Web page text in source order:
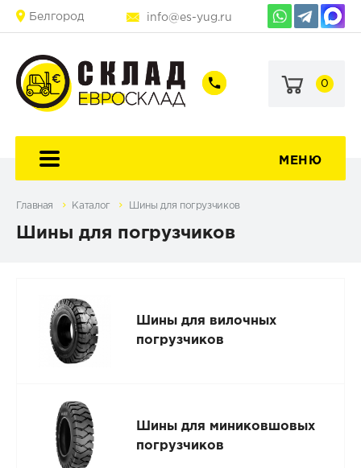
Белгород info@es-yug.ru
+7
60-
+7
69-
0
МЕНЮ
Главная Каталог Шины для погрузчиков
Шины для погрузчиков
Шины для вилочных
погрузчиков
Шины для миниковшовых
погрузчиков